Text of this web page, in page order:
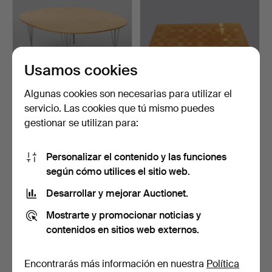
Una mesa de café,
Masurbjörk, superellipse…
254 USD
seleccionado
POUL CADOVIUS. Mesita
232 USD
Usamos cookies
Algunas cookies son necesarias para utilizar el
servicio. Las cookies que tú mismo puedes
gestionar se utilizan para:
Personalizar el contenido y las funciones
según cómo utilices el sitio web.
Desarrollar y mejorar Auctionet.
Mostrarte y promocionar noticias y
contenidos en sitios web externos.
Encontrarás más información en nuestra Política